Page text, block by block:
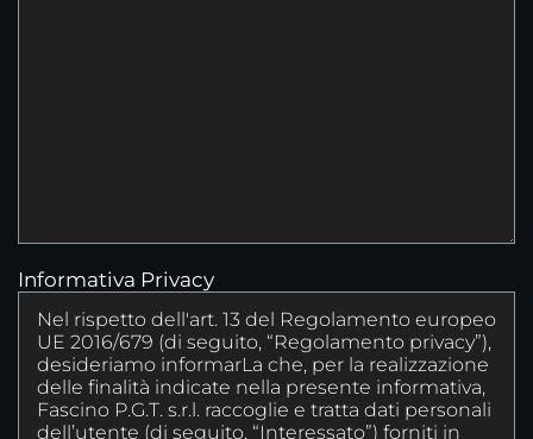
Informativa Privacy